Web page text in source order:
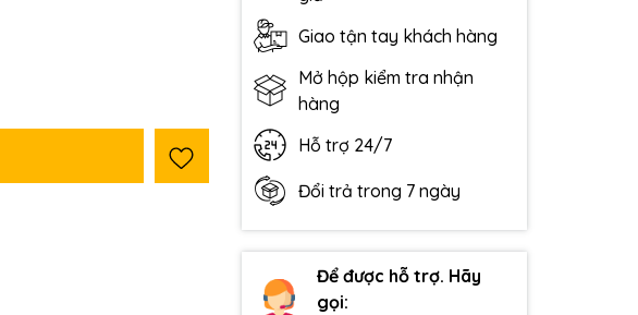
Giao tận tay khách hàng
Mở hộp kiểm tra nhận
hàng
Hỗ trợ 24/7
Đổi trả trong 7 ngày
Để được hỗ trợ. Hãy
gọi: